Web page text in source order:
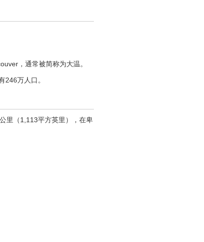
，通常被简称为大温。
246万人口。
里（1,113平方英里），在卑